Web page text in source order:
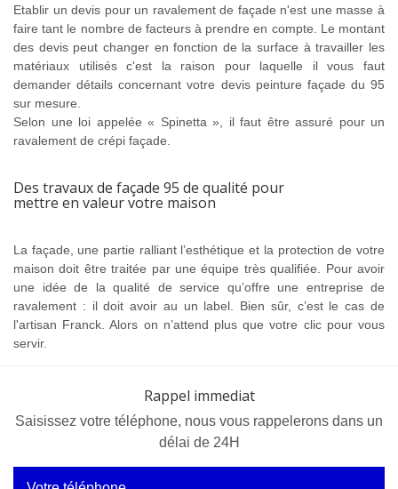
Etablir un devis pour un ravalement de façade n'est une masse à
faire tant le nombre de facteurs à prendre en compte. Le montant
des devis peut changer en fonction de la surface à travailler les
matériaux utilisés c'est la raison pour laquelle il vous faut
demander détails concernant votre devis peinture façade du 95
sur mesure.
Selon une loi appelée « Spinetta », il faut être assuré pour un
ravalement de crépi façade.
Des travaux de façade 95 de qualité pour
mettre en valeur votre maison
La façade, une partie ralliant l’esthétique et la protection de votre
maison doit être traitée par une équipe très qualifiée. Pour avoir
une idée de la qualité de service qu’offre une entreprise de
ravalement : il doit avoir au un label. Bien sûr, c’est le cas de
l'artisan Franck. Alors on n’attend plus que votre clic pour vous
servir.
Rappel immediat
Saisissez votre téléphone, nous vous rappelerons dans un
délai de 24H